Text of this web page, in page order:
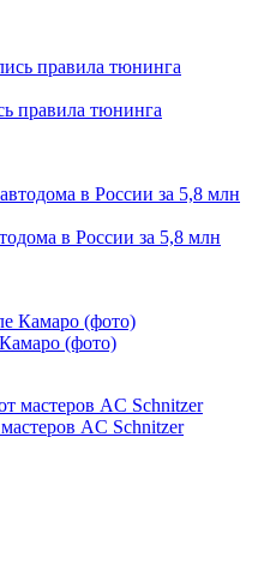
правила тюнинга
в России за 5,8 млн
(фото)
AC Schnitzer